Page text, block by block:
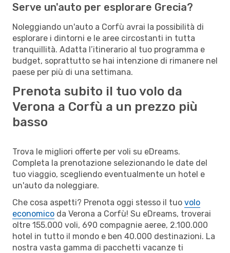
Serve un'auto per esplorare Grecia?
Noleggiando un'auto a Corfù avrai la possibilità di
esplorare i dintorni e le aree circostanti in tutta
tranquillità. Adatta l’itinerario al tuo programma e
budget, soprattutto se hai intenzione di rimanere nel
paese per più di una settimana.
Prenota subito il tuo volo da
Verona a Corfù a un prezzo più
basso
Trova le migliori offerte per voli su eDreams.
Completa la prenotazione selezionando le date del
tuo viaggio, scegliendo eventualmente un hotel e
un'auto da noleggiare.
Che cosa aspetti? Prenota oggi stesso il tuo volo
economico da Verona a Corfù! Su eDreams, troverai
oltre 155.000 voli, 690 compagnie aeree, 2.100.000
hotel in tutto il mondo e ben 40.000 destinazioni. La
nostra vasta gamma di pacchetti vacanze ti